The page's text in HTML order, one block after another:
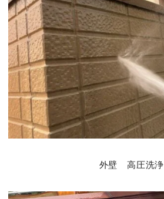
外壁 高圧洗浄